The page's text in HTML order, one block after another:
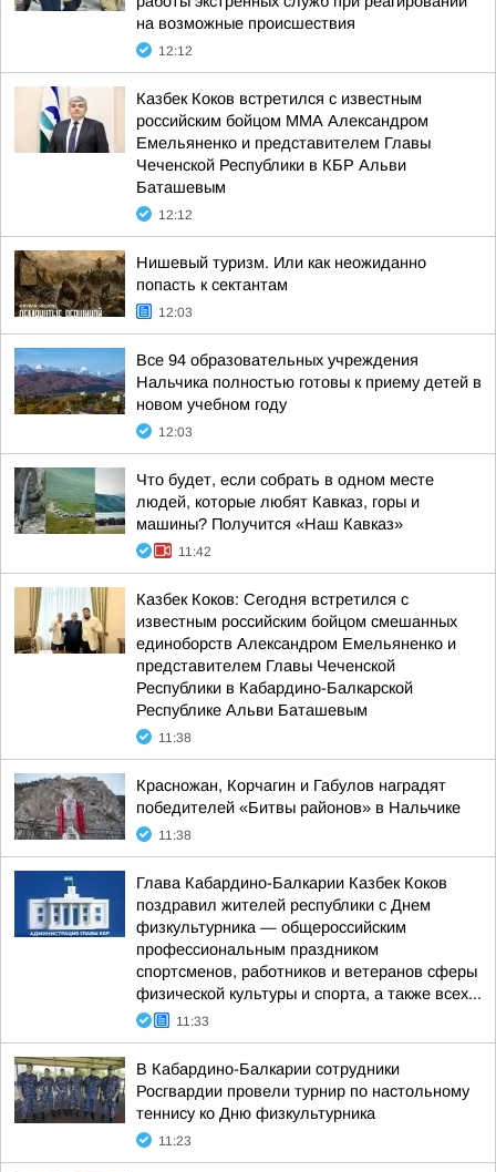
на возможные происшествия
12:12
Казбек Коков встретился с известным
российским бойцом ММА Александром
Емельяненко и представителем Главы
Чеченской Республики в КБР Альви
Баташевым
12:12
Нишевый туризм. Или как неожиданно
попасть к сектантам
12:03
Все 94 образовательных учреждения
Нальчика полностью готовы к приему детей в
новом учебном году
12:03
Что будет, если собрать в одном месте
людей, которые любят Кавказ, горы и
машины? Получится «Наш Кавказ»
11:42
Казбек Коков: Сегодня встретился с
известным российским бойцом смешанных
единоборств Александром Емельяненко и
представителем Главы Чеченской
Республики в Кабардино-Балкарской
Республике Альви Баташевым
11:38
Красножан, Корчагин и Габулов наградят
победителей «Битвы районов» в Нальчике
11:38
Глава Кабардино-Балкарии Казбек Коков
поздравил жителей республики с Днем
физкультурника — общероссийским
профессиональным праздником
спортсменов, работников и ветеранов сферы
физической культуры и спорта, а также всех...
11:33
В Кабардино-Балкарии сотрудники
Росгвардии провели турнир по настольному
теннису ко Дню физкультурника
11:23